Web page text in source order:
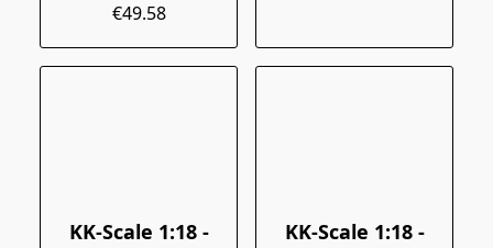
€49.58
KK-Scale 1:18 -
KK-Scale 1:18 -